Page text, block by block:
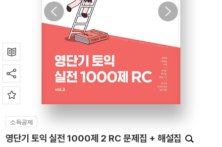
소득공제
영단기 토익 실전 1000제 2 RC 문제집 + 해설집